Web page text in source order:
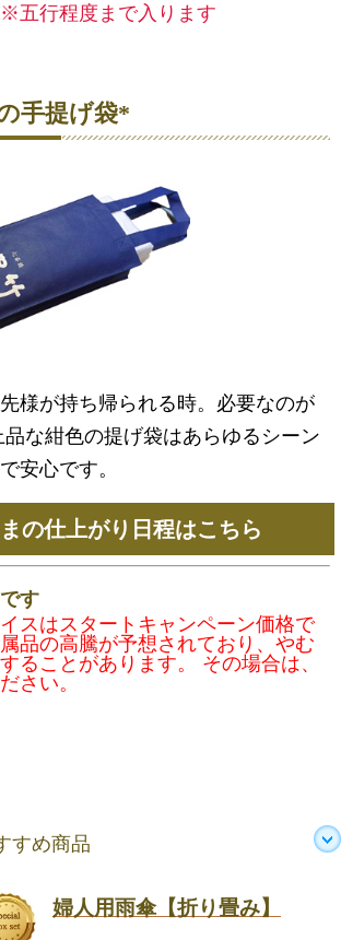
※五行程度まで入ります
手提げ袋*
様が持ち帰られる時。必要なのが
品な紺色の提げ袋はあらゆるシーン
安心です。
の仕上がり日程はこちら
す
スはスタートキャンペーン価格で
品の高騰が予想されており、やむ
ることがあります。 その場合は、
さい。
すめ商品
婦人用雨傘【折り畳み】